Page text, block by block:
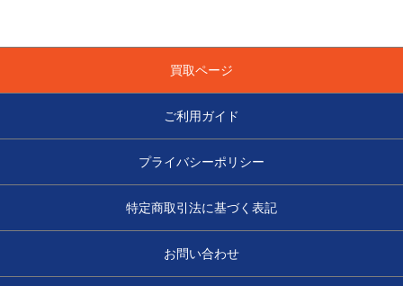
買取ページ
ご利用ガイド
プライバシーポリシー
特定商取引法に基づく表記
お問い合わせ